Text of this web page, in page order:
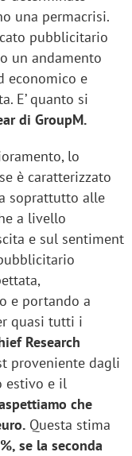
una permacrisi.
pubblicitario
un andamento
economico e
E’ quanto si
di GroupM.
lo
è caratterizzato
soprattutto alle
a livello
e sul sentiment
e portando a
quasi tutti i
Research
proveniente dagli
estivo e il
che
Questa stima
se la seconda